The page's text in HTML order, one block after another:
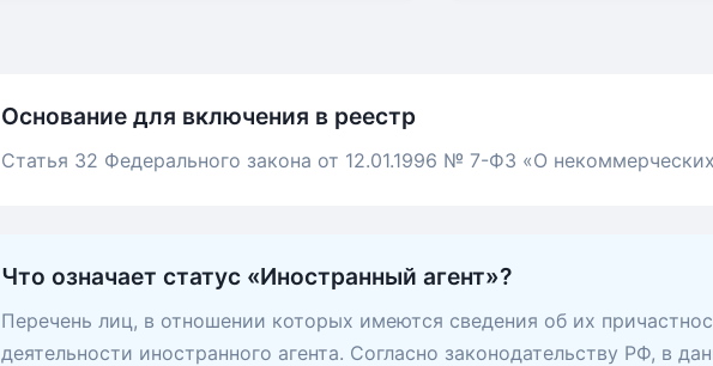
Основание для включения в реестр
Статья 32 Федерального закона от 12.01.1996 № 7-ФЗ «О
Что означает статус «Иностранный агент»?
Перечень лиц, в отношении которых имеются сведения об их
деятельности иностранного агента. Согласно законодательству РФ, в